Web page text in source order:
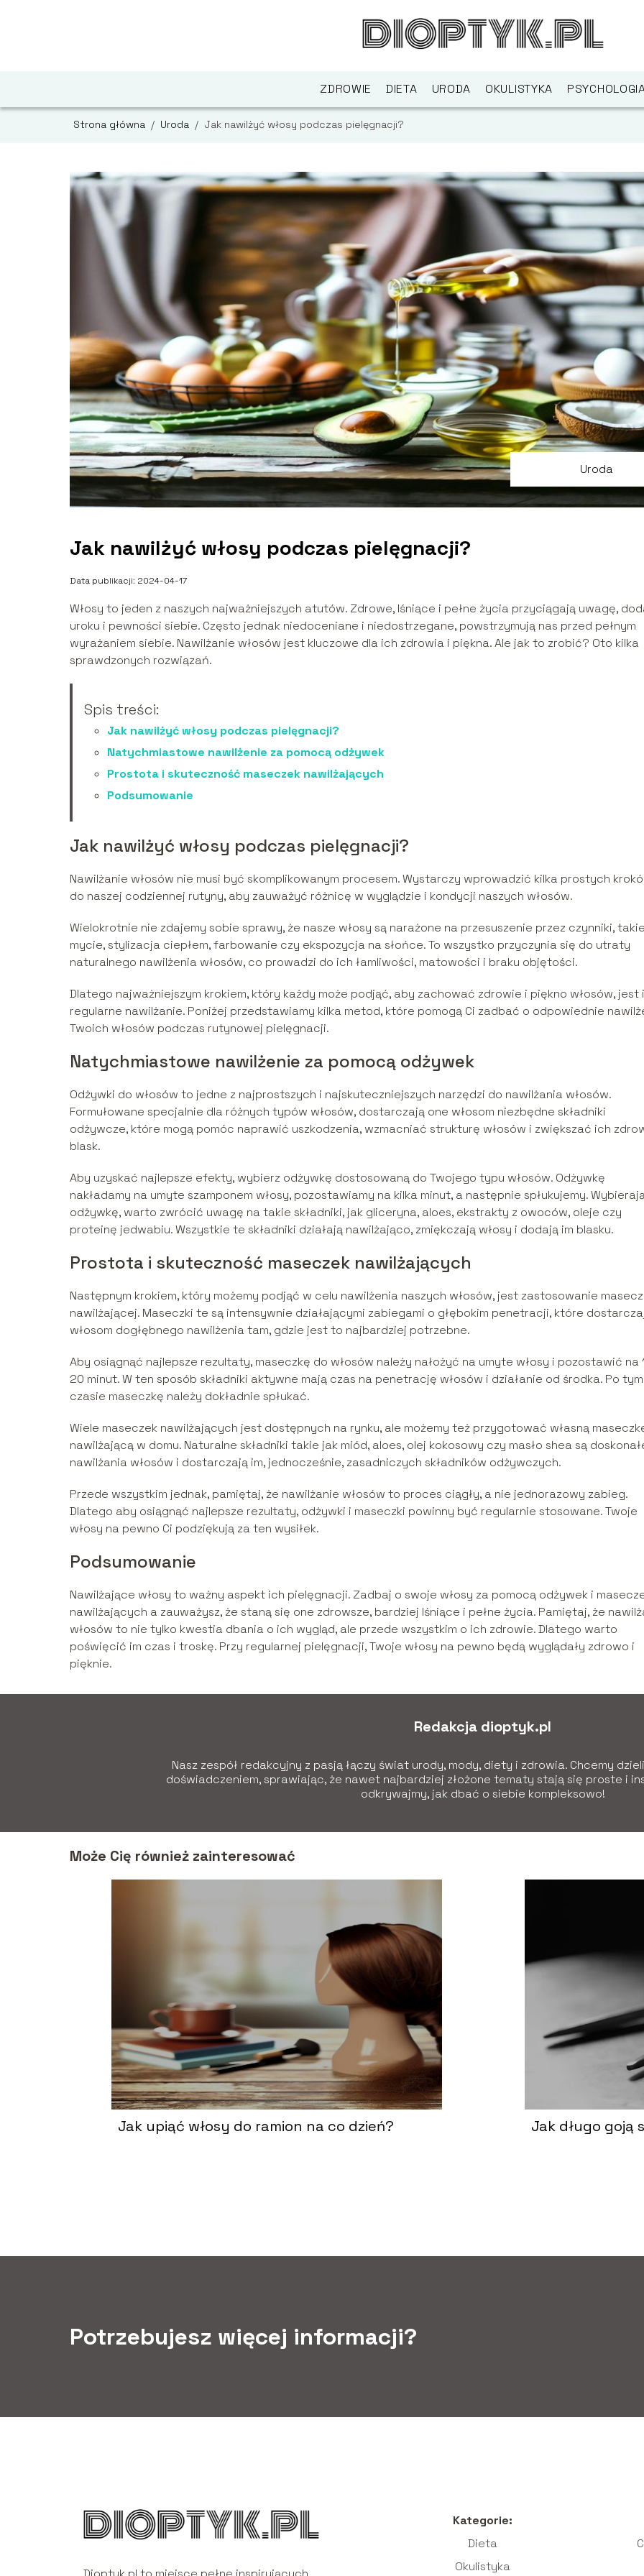
ZDROWIE DIETA URODA OKULISTYKA
Strona główna / Uroda / Jak nawilżyć włosy podczas pielęgnacji?
Uroda
Jak nawilżyć włosy podczas pielęgnacji?
Data publikacji: 2024-04-17
Włosy to jeden z naszych najważniejszych atutów. Zdrowe, lśniące i pełne życia przyciągają uwagę,
uroku i pewności siebie. Często jednak niedoceniane i niedostrzegane, powstrzymują nas przed pełnym
wyrażaniem siebie. Nawilżanie włosów jest kluczowe dla ich zdrowia i piękna. Ale jak to zrobić? Oto kilka
sprawdzonych rozwiązań.
Spis treści:
Jak nawilżyć włosy podczas pielęgnacji?
Natychmiastowe nawilżenie za pomocą odżywek
Prostota i skuteczność maseczek nawilżających
Podsumowanie
Jak nawilżyć włosy podczas pielęgnacji?
Nawilżanie włosów nie musi być skomplikowanym procesem. Wystarczy wprowadzić kilka prostych
do naszej codziennej rutyny, aby zauważyć różnicę w wyglądzie i kondycji naszych włosów.
Wielokrotnie nie zdajemy sobie sprawy, że nasze włosy są narażone na przesuszenie przez czynniki,
mycie, stylizacja ciepłem, farbowanie czy ekspozycja na słońce. To wszystko przyczynia się do utraty
naturalnego nawilżenia włosów, co prowadzi do ich łamliwości, matowości i braku objętości.
Dlatego najważniejszym krokiem, który każdy może podjąć, aby zachować zdrowie i piękno włosów, jest
regularne nawilżanie. Poniżej przedstawiamy kilka metod, które pomogą Ci zadbać o odpowiednie
Twoich włosów podczas rutynowej pielęgnacji.
Natychmiastowe nawilżenie za pomocą odżywek
Odżywki do włosów to jedne z najprostszych i najskuteczniejszych narzędzi do nawilżania włosów.
Formułowane specjalnie dla różnych typów włosów, dostarczają one włosom niezbędne składniki
odżywcze, które mogą pomóc naprawić uszkodzenia, wzmacniać strukturę włosów i zwiększać ich
blask.
Aby uzyskać najlepsze efekty, wybierz odżywkę dostosowaną do Twojego typu włosów. Odżywkę
nakładamy na umyte szamponem włosy, pozostawiamy na kilka minut, a następnie spłukujemy.
odżywkę, warto zwrócić uwagę na takie składniki, jak gliceryna, aloes, ekstrakty z owoców, oleje czy
proteinę jedwabiu. Wszystkie te składniki działają nawilżająco, zmiękczają włosy i dodają im blasku.
Prostota i skuteczność maseczek nawilżających
Następnym krokiem, który możemy podjąć w celu nawilżenia naszych włosów, jest zastosowanie
nawilżającej. Maseczki te są intensywnie działającymi zabiegami o głębokim penetracji, które
włosom dogłębnego nawilżenia tam, gdzie jest to najbardziej potrzebne.
Aby osiągnąć najlepsze rezultaty, maseczkę do włosów należy nałożyć na umyte włosy i pozostawić na
20 minut. W ten sposób składniki aktywne mają czas na penetrację włosów i działanie od środka. Po tym
czasie maseczkę należy dokładnie spłukać.
Wiele maseczek nawilżających jest dostępnych na rynku, ale możemy też przygotować własną
nawilżającą w domu. Naturalne składniki takie jak miód, aloes, olej kokosowy czy masło shea są
nawilżania włosów i dostarczają im, jednocześnie, zasadniczych składników odżywczych.
Przede wszystkim jednak, pamiętaj, że nawilżanie włosów to proces ciągły, a nie jednorazowy zabieg.
Dlatego aby osiągnąć najlepsze rezultaty, odżywki i maseczki powinny być regularnie stosowane. Twoje
włosy na pewno Ci podziękują za ten wysiłek.
Podsumowanie
Nawilżające włosy to ważny aspekt ich pielęgnacji. Zadbaj o swoje włosy za pomocą odżywek i
nawilżających a zauważysz, że staną się one zdrowsze, bardziej lśniące i pełne życia. Pamiętaj, że
włosów to nie tylko kwestia dbania o ich wygląd, ale przede wszystkim o ich zdrowie. Dlatego warto
poświęcić im czas i troskę. Przy regularnej pielęgnacji, Twoje włosy na pewno będą wyglądały zdrowo i
pięknie.
Redakcja dioptyk.pl
Nasz zespół redakcyjny z pasją łączy świat urody, mody, diety i zdrowia. Chcemy
doświadczeniem, sprawiając, że nawet najbardziej złożone tematy stają się proste i
odkrywajmy, jak dbać o siebie kompleksowo!
Może Cię również zainteresować
Jak upiąć włosy do ramion na co dzień? Jak długo goją
Potrzebujesz więcej informacji?
Kategorie:
Dieta
Okulistyka